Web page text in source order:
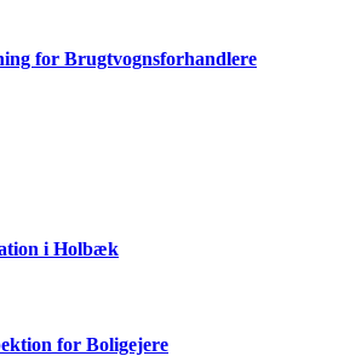
for Brugtvognsforhandlere
i Holbæk
for Boligejere